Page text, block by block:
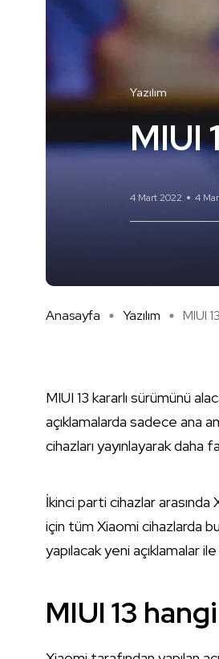
Yazılım
MIUI
4 Mart 2022 4
Anasayfa Yazılım MIUI
MIUI 13 kararlı sürümünü
açıklamalarda sadece ana
cihazları yayınlayarak daha
İkinci parti cihazlar
için tüm Xiaomi cihazlarda
yapılacak yeni açıklamalar
MIUI 13